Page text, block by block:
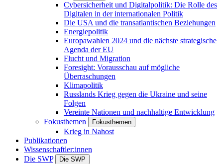
Cybersicherheit und Digitalpolitik: Die Rolle des
Digitalen in der internationalen Politik
Die USA und die transatlantischen Beziehungen
Energiepolitik
Europawahlen 2024 und die nächste strategische
Agenda der EU
Flucht und Migration
Foresight: Vorausschau auf mögliche
Überraschungen
Klimapolitik
Russlands Krieg gegen die Ukraine und seine
Folgen
Vereinte Nationen und nachhaltige Entwicklung
Fokusthemen
Fokusthemen
Krieg in Nahost
Publikationen
Wissenschaftler:innen
Die SWP
Die SWP